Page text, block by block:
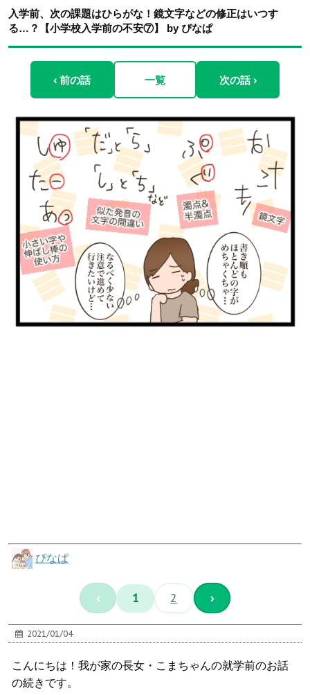
入学前、次の課題はひらがな！鏡文字などの修正はいつす
る…？【小学校入学前の不安⑦】 by ぴなぱ
‹ 前の話 一覧 次の話 ›
ぴなぱ
‹ 1 2 ›
2021/01/04
こんにちは！我が家の長女・こまちゃんの就学前のお話
の続きです。